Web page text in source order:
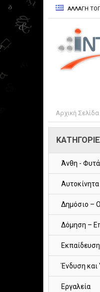
ΑΛΛΑΓΗ
Αρχική Σελίδα
Άνθη -
Δημόσιο –
Δόμηση –
Εκπαίδευση
Ένδυση
Εργαλεία